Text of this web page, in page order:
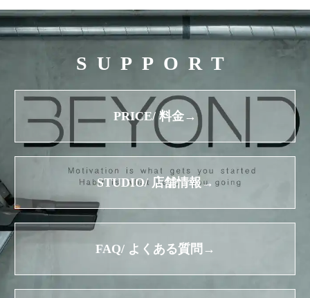
SUPPORT
PRICE/ 料金→
STUDIO/ 店舗情報→
FAQ/ よくある質問→